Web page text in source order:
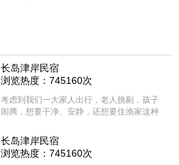
长岛津岸民宿
浏览热度：745160次
考虑到我们一大家人出行，老人挑剔，孩子
闹腾，想要干净、安静，还想要住渔家这种
选择津岸民宿，实际体验客房很干净，饭菜
方面家里老人也很满意，整体饭菜给搭配的
很好，每顿饭也不重样的，海鲜确实是非常
长岛津岸民宿
浏览热度：745160次